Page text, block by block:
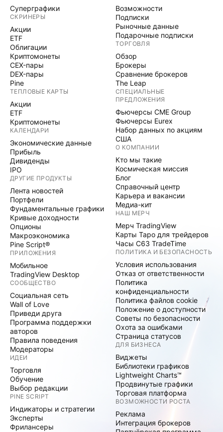
Суперграфики
СКРИНЕРЫ
Акции
ETF
Облигации
Криптомонеты
CEX-пары
DEX-пары
Pine
ТЕПЛОВЫЕ КАРТЫ
Акции
ETF
Криптомонеты
КАЛЕНДАРИ
Экономические данные
Прибыль
Дивиденды
IPO
ДРУГИЕ ПРОДУКТЫ
Лента новостей
Портфели
Фундаментальные графики
Кривые доходности
Опционы
Макроэкономика
Pine Script®
ПРИЛОЖЕНИЯ
Мобильное
TradingView Desktop
СООБЩЕСТВО
Социальная сеть
Wall of Love
Приведи друга
Программа поддержки
авторов
Правила поведения
Модераторы
ИДЕИ
Торговля
Обучение
Выбор редакции
PINE SCRIPT
Индикаторы и стратегии
Эксперты
Фрилансеры
Возможности
Подписки
Рыночные данные
Подарочные подписки
ТОРГОВЛЯ
Обзор
Брокеры
Сравнение брокеров
The Leap
СПЕЦИАЛЬНЫЕ
ПРЕДЛОЖЕНИЯ
Фьючерсы CME Group
Фьючерсы Eurex
Набор данных по акциям
США
О КОМПАНИИ
Кто мы такие
Космическая миссия
Блог
Справочный центр
Карьера и вакансии
Медиа-кит
НАШ МЕРЧ
Мерч TradingView
Карты Таро для трейдеров
Часы C63 TradeTime
ПОЛИТИКА И БЕЗОПАСНОСТЬ
Условия использования
Отказ от ответственности
Политика
конфиденциальности
Политика файлов cookie
Положение о доступности
Советы по безопасности
Охота за ошибками
Страница статусов
ДЛЯ БИЗНЕСА
Виджеты
Библиотеки графиков
Lightweight Charts™
Продвинутые графики
Торговая платформа
ВОЗМОЖНОСТИ РОСТА
Реклама
Интеграция брокеров